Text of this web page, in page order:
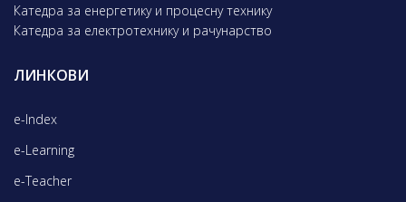
Катедра за енергетику и процесну технику
Катедра за електротехнику и рачунарство
ЛИНКОВИ
e-Index
e-Learning
e-Teacher